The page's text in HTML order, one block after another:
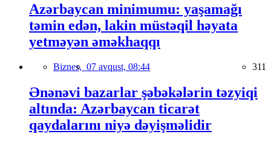
Azərbaycan minimumu: yaşamağı
təmin edən, lakin müstəqil həyata
yetməyən əməkhaqqı
Biznes, 07 avqust, 08:44 311
Ənənəvi bazarlar şəbəkələrin təzyiqi
altında: Azərbaycan ticarət
qaydalarını niyə dəyişməlidir